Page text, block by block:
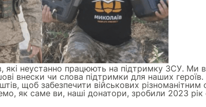
які неустанно працюють на підтримку ЗСУ.
внески чи слова підтримки для наших героїв.
щоб забезпечити військових
як саме ви, наші донатори, зробили 2023